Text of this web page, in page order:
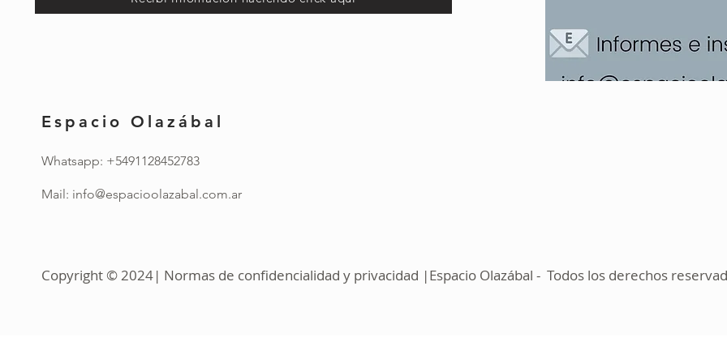
Espacio Olazábal
Whatsapp: +5491128452783
Mail: info@espacioolazabal.com.ar
Copyright © 2024| Normas de confidencialidad y privacidad |Espacio Olazábal - Todos los derechos